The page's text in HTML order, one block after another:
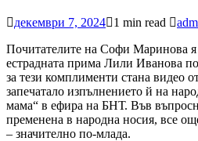
декември 7, 2024 1 min read
Почитателите на Софи Маринова я
естрадната прима Лили Иванова
за тези комплименти стана видео
запечатало изпълнението й на
мама“ в ефира на БНТ. Във
пременена в народна носия, все
– значително по-млада.